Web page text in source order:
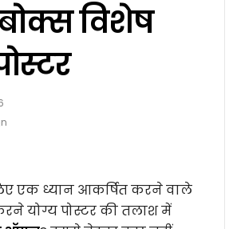
विशेष
एक ध्यान आकर्षित करने वाले
योग्य पोस्टर की तलाश में